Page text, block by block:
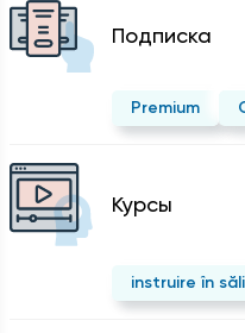
Подписка
Premium
Курсы
instruire în săli